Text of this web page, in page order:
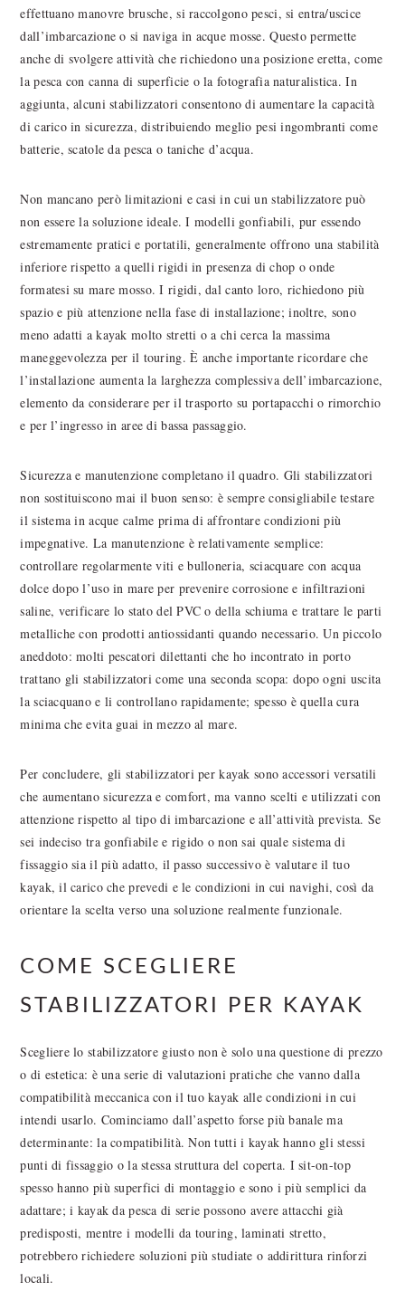
effettuano manovre brusche, si raccolgono pesci, si entra/uscice
dall’imbarcazione o si naviga in acque mosse. Questo permette
anche di svolgere attività che richiedono una posizione eretta, come
la pesca con canna di superficie o la fotografia naturalistica. In
aggiunta, alcuni stabilizzatori consentono di aumentare la capacità
di carico in sicurezza, distribuiendo meglio pesi ingombranti come
batterie, scatole da pesca o taniche d’acqua.
Non mancano però limitazioni e casi in cui un stabilizzatore può
non essere la soluzione ideale. I modelli gonfiabili, pur essendo
estremamente pratici e portatili, generalmente offrono una stabilità
inferiore rispetto a quelli rigidi in presenza di chop o onde
formatesi su mare mosso. I rigidi, dal canto loro, richiedono più
spazio e più attenzione nella fase di installazione; inoltre, sono
meno adatti a kayak molto stretti o a chi cerca la massima
maneggevolezza per il touring. È anche importante ricordare che
l’installazione aumenta la larghezza complessiva dell’imbarcazione,
elemento da considerare per il trasporto su portapacchi o rimorchio
e per l’ingresso in aree di bassa passaggio.
Sicurezza e manutenzione completano il quadro. Gli stabilizzatori
non sostituiscono mai il buon senso: è sempre consigliabile testare
il sistema in acque calme prima di affrontare condizioni più
impegnative. La manutenzione è relativamente semplice:
controllare regolarmente viti e bulloneria, sciacquare con acqua
dolce dopo l’uso in mare per prevenire corrosione e infiltrazioni
saline, verificare lo stato del PVC o della schiuma e trattare le parti
metalliche con prodotti antiossidanti quando necessario. Un piccolo
aneddoto: molti pescatori dilettanti che ho incontrato in porto
trattano gli stabilizzatori come una seconda scopa: dopo ogni uscita
la sciacquano e li controllano rapidamente; spesso è quella cura
minima che evita guai in mezzo al mare.
Per concludere, gli stabilizzatori per kayak sono accessori versatili
che aumentano sicurezza e comfort, ma vanno scelti e utilizzati con
attenzione rispetto al tipo di imbarcazione e all’attività prevista. Se
sei indeciso tra gonfiabile e rigido o non sai quale sistema di
fissaggio sia il più adatto, il passo successivo è valutare il tuo
kayak, il carico che prevedi e le condizioni in cui navighi, così da
orientare la scelta verso una soluzione realmente funzionale.
COME SCEGLIERE
STABILIZZATORI PER KAYAK
Scegliere lo stabilizzatore giusto non è solo una questione di prezzo
o di estetica: è una serie di valutazioni pratiche che vanno dalla
compatibilità meccanica con il tuo kayak alle condizioni in cui
intendi usarlo. Cominciamo dall’aspetto forse più banale ma
determinante: la compatibilità. Non tutti i kayak hanno gli stessi
punti di fissaggio o la stessa struttura del coperta. I sit-on-top
spesso hanno più superfici di montaggio e sono i più semplici da
adattare; i kayak da pesca di serie possono avere attacchi già
predisposti, mentre i modelli da touring, laminati stretto,
potrebbero richiedere soluzioni più studiate o addirittura rinforzi
locali.